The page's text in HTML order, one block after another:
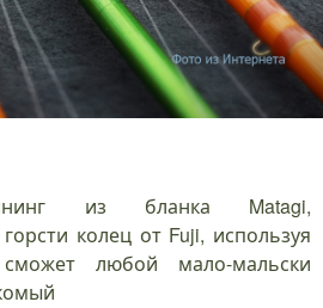
из бланка Matagi,
колец от Fuji, используя
любой мало-мальски